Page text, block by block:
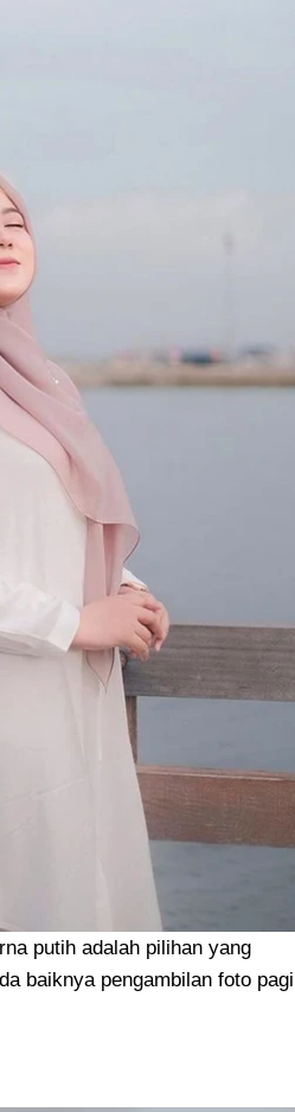
putih adalah pilihan yang
baiknya pengambilan foto pagi